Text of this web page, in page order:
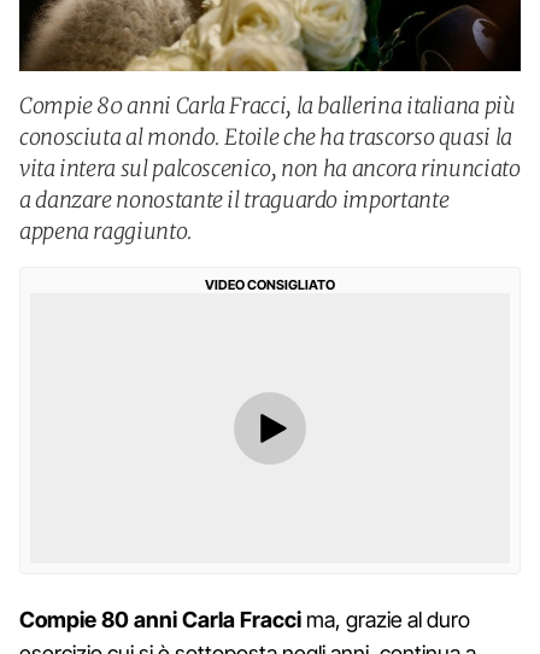
Compie 80 anni Carla Fracci, la ballerina italiana più
conosciuta al mondo. Etoile che ha trascorso quasi la
vita intera sul palcoscenico, non ha ancora rinunciato
a danzare nonostante il traguardo importante
appena raggiunto.
VIDEO CONSIGLIATO
Compie 80 anni Carla Fracci ma, grazie al duro